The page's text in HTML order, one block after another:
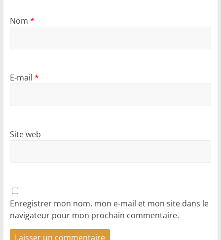
Nom *
E-mail *
Site web
Enregistrer mon nom, mon e-mail et mon site dans le
navigateur pour mon prochain commentaire.